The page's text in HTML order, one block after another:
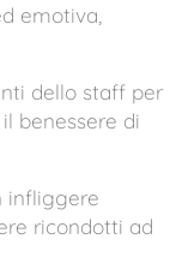
emotiva,
dello staff per
benessere di
infliggere
ricondotti ad